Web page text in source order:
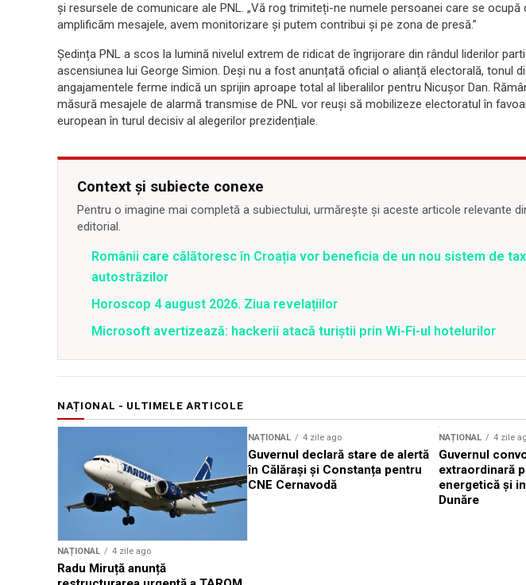
și resursele de comunicare ale PNL. „Vă rog trimiteți-ne numele persoanei care se ocupă
amplificăm mesajele, avem monitorizare și putem contribui și pe zona de presă.”
Ședința PNL a scos la lumină nivelul extrem de ridicat de îngrijorare din rândul liderilor
ascensiunea lui George Simion. Deși nu a fost anunțată oficial o alianță electorală, tonul
angajamentele ferme indică un sprijin aproape total al liberalilor pentru Nicușor Dan.
măsură mesajele de alarmă transmise de PNL vor reuși să mobilizeze electoratul în
european în turul decisiv al alegerilor prezidențiale.
Context și subiecte conexe
Pentru o imagine mai completă a subiectului, urmărește și aceste articole relevante
editorial.
Românii care călătoresc în Croația vor beneficia de un nou sistem de
autostrăzilor
Horoscop 4 august 2026. Ziua revelațiilor
Microsoft avertizează: hackerii atacă turiștii prin Wi-Fi-ul hotelurilor
NAȚIONAL - ULTIMELE ARTICOLE
NAȚIONAL 4 zile ago
Radu Miruță anunță
NAȚIONAL 4 zile ago
Guvernul declară stare de alertă
în Călărași și Constanța pentru
CNE Cernavodă
NAȚIONAL 4 zile
Guvernul
extraordinară
energetică și
Dunăre